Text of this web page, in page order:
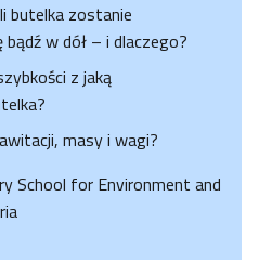
butelka zostanie
w dół – i dlaczego?
z jaką
masy i wagi?
School for Environment and